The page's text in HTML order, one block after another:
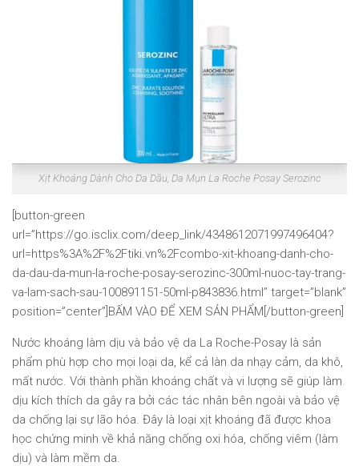
Xịt Khoáng Dành Cho Da Dầu, Da Mụn La Roche Posay Serozinc
[button-green
url=”https://go.isclix.com/deep_link/4348612071997496404?
url=https%3A%2F%2Ftiki.vn%2Fcombo-xit-khoang-danh-cho-
da-dau-da-mun-la-roche-posay-serozinc-300ml-nuoc-tay-trang-
va-lam-sach-sau-100891151-50ml-p843836.html” target=”blank”
position=”center”]BẤM VÀO ĐỂ XEM SẢN PHẨM[/button-green]
Nước khoáng làm dịu và bảo vệ da La Roche-Posay là sản
phẩm phù hợp cho mọi loại da, kể cả làn da nhạy cảm, da khô,
mất nước. Với thành phần khoáng chất và vi lượng sẽ giúp làm
dịu kích thích da gây ra bởi các tác nhân bên ngoài và bảo vệ
da chống lại sự lão hóa. Đây là loại xịt khoáng đã được khoa
học chứng minh về khả năng chống oxi hóa, chống viêm (làm
dịu) và làm mềm da.